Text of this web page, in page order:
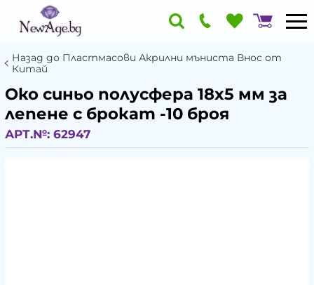
Назад до Пластмасови Акрилни мъниста Внос от
Китай
Око синьо полусфера 18x5 мм за
лепене с брокат -10 броя
АРТ.№: 62947